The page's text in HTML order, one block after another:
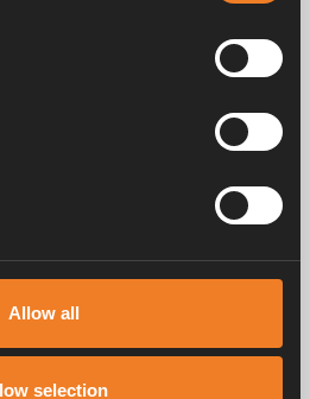
Allow all
selection